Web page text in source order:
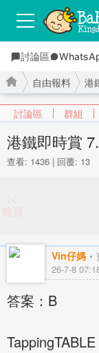
討論區
討論區 群組
›
自由報料
›
港
查看: 1436 | 回覆: 13
港鐵即時賞
首頁
Vin仔媽
26-7-8
答案：B
TappingTABLE